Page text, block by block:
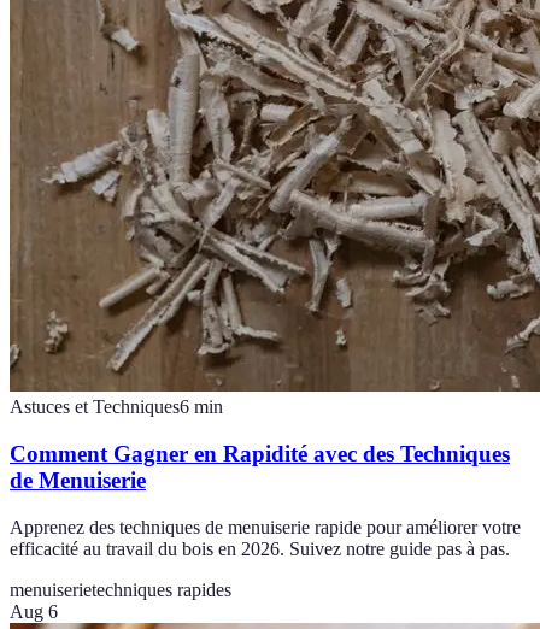
Astuces et Techniques6 min
Comment Gagner en Rapidité avec des Techniques
de Menuiserie
Apprenez des techniques de menuiserie rapide pour améliorer votre
efficacité au travail du bois en 2026. Suivez notre guide pas à pas.
menuiserietechniques rapides
Aug 6